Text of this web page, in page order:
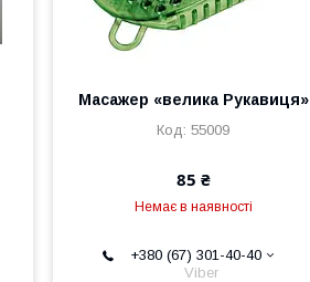
Масажер «велика Рукавиця»
55009
85 ₴
Немає в наявності
+380 (67) 301-40-40
Viber